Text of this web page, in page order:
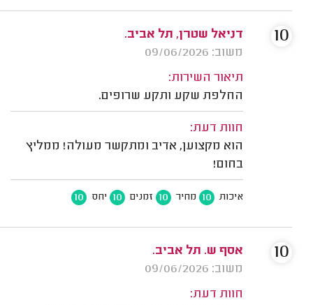
דניאל שטרן, תל אביב.
משוב: 09/06/2026
תיאור השירות:
החלפת שקע ותקע שרופים.
חוות דעת:
הוא מקצוען, אדיב ומתקשר מעולה! ממליץ
בחום!
איכות 10 מחיר 10 זמנים 10 יחס 10
10
אסף ש. תל אביב.
משוב: 09/06/2026
חוות דעת:
10